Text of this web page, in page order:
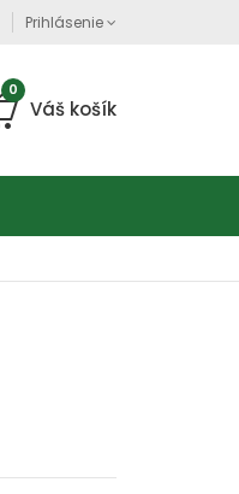
Prihlásenie
0
Váš košík